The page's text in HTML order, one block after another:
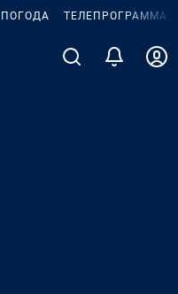
ПОГОДА ТЕЛЕПРОГРАММА